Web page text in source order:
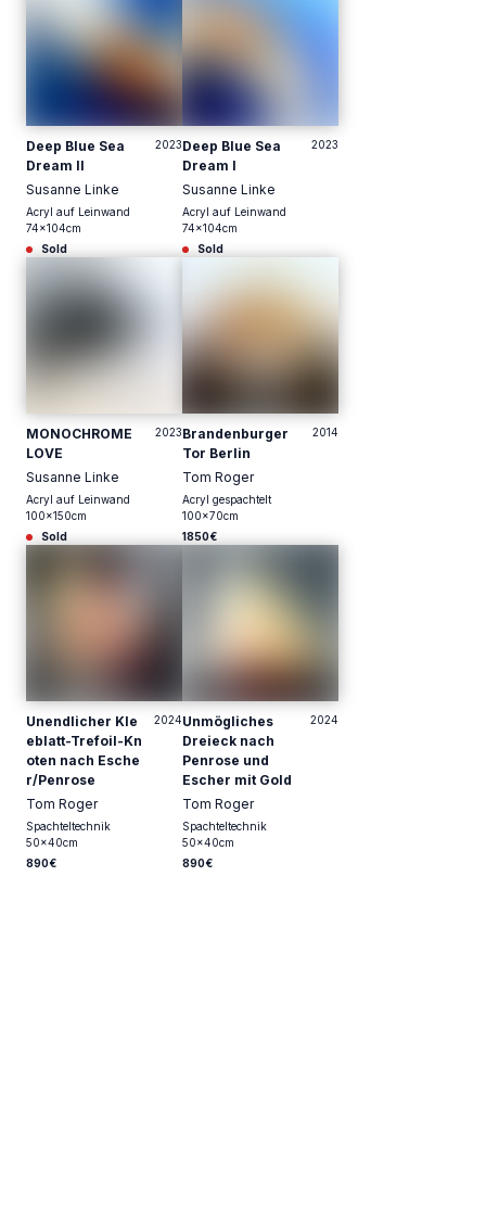
Deep Blue Sea
Dream II
2023
Susanne Linke
Acryl auf Leinwand
74x104cm
Sold
Deep Blue Sea
Dream I
2023
Susanne Linke
Acryl auf Leinwand
74x104cm
Sold
MONOCHROME
LOVE
2023
Susanne Linke
Acryl auf Leinwand
100x150cm
Sold
Brandenburger
Tor Berlin
2014
Tom Roger
Acryl gespachtelt
100x70cm
1850€
Unendlicher Kle
eblatt-Trefoil-Kn
oten nach Esche
r/Penrose
2024
Tom Roger
Spachteltechnik
50x40cm
890€
Unmögliches
Dreieck nach
Penrose und
Escher mit Gold
2024
Tom Roger
Spachteltechnik
50x40cm
890€